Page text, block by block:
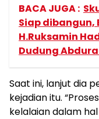
BACA JUGA :
Siap dibangun,
H.Ruksamin
Dudung
Saat ini, lanjut dia
kejadian itu.
kelalaian dalam